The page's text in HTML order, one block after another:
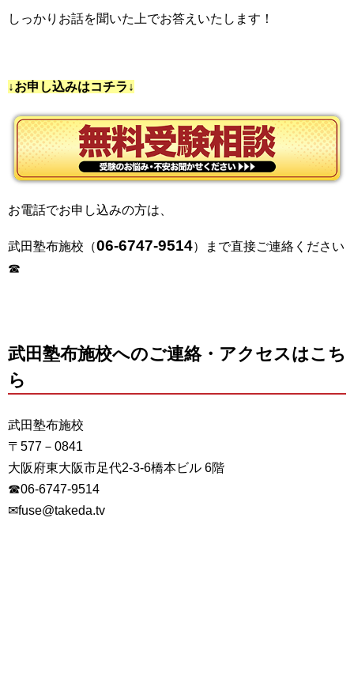
しっかりお話を聞いた上でお答えいたします！
↓お申し込みはコチラ↓
お電話でお申し込みの方は、
武田塾布施校（06-6747-9514）まで直接ご連絡ください
☎
武田塾布施校へのご連絡・アクセスはこち
ら
武田塾布施校
〒577－0841
大阪府東大阪市足代2-3-6橋本ビル 6階
☎06-6747-9514
✉fuse@takeda.tv